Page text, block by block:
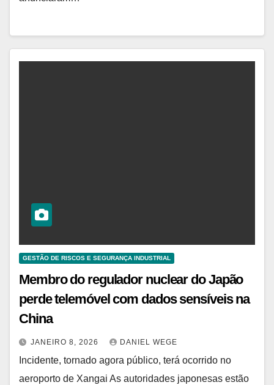
GESTÃO DE RISCOS E SEGURANÇA INDUSTRIAL
Membro do regulador nuclear do Japão
perde telemóvel com dados sensíveis na
China
JANEIRO 8, 2026 DANIEL WEGE
Incidente, tornado agora público, terá ocorrido no
aeroporto de Xangai As autoridades japonesas estão